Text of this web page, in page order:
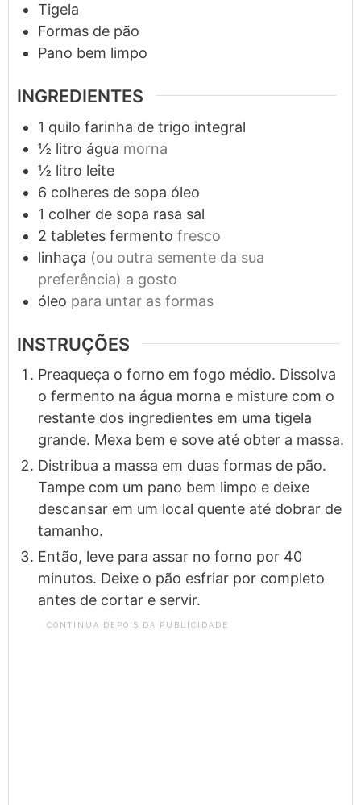
Tigela
Formas de pão
Pano bem limpo
INGREDIENTES
1 quilo farinha de trigo integral
½ litro água morna
½ litro leite
6 colheres de sopa óleo
1 colher de sopa rasa sal
2 tabletes fermento fresco
linhaça (ou outra semente da sua
preferência) a gosto
óleo para untar as formas
INSTRUÇÕES
Preaqueça o forno em fogo médio. Dissolva
o fermento na água morna e misture com o
restante dos ingredientes em uma tigela
grande. Mexa bem e sove até obter a massa.
Distribua a massa em duas formas de pão.
Tampe com um pano bem limpo e deixe
descansar em um local quente até dobrar de
tamanho.
Então, leve para assar no forno por 40
minutos. Deixe o pão esfriar por completo
antes de cortar e servir.
CONTINUA DEPOIS DA PUBLICIDADE